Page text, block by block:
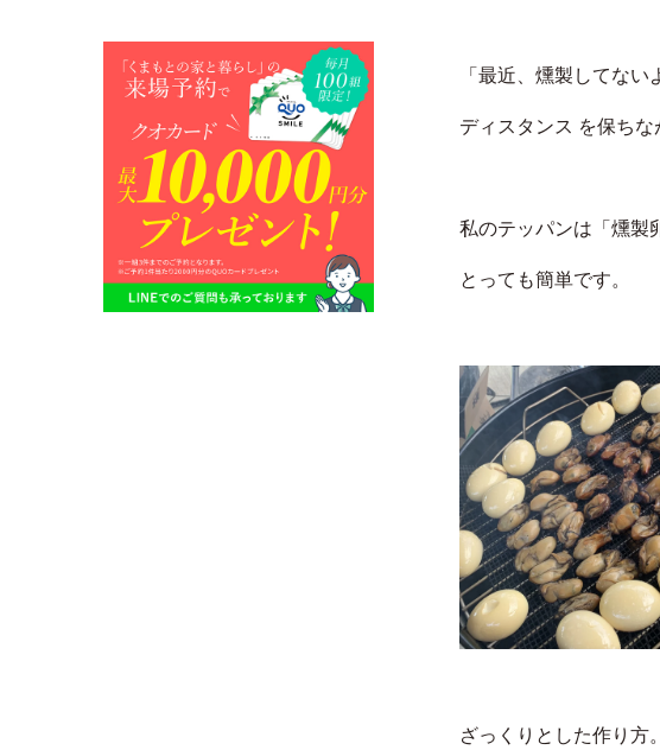
「最近、燻製してな
ディスタンス を保ち
私のテッパンは「燻製
とっても簡単です。
ざっくりとした作り方